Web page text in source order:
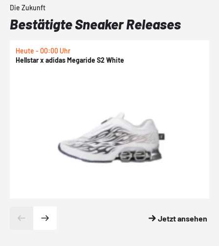
Die Zukunft
Bestätigte Sneaker Releases
Heute - 00:00 Uhr
Hellstar x adidas Megaride S2 White
Jetzt ansehen